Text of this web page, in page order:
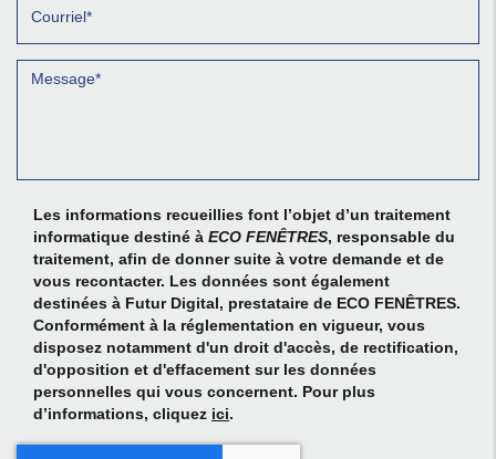
Les informations recueillies font l’objet d’un traitement
informatique destiné à ECO FENÊTRES, responsable du
traitement, afin de donner suite à votre demande et de
vous recontacter. Les données sont également
destinées à Futur Digital, prestataire de ECO FENÊTRES.
Conformément à la réglementation en vigueur, vous
disposez notamment d'un droit d'accès, de rectification,
d'opposition et d'effacement sur les données
personnelles qui vous concernent. Pour plus
d’informations, cliquez ici.